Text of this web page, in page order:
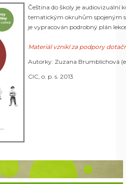
Čeština do školy je audiovizuální
tematickým okruhům spojeným
je vypracován podrobný plán
Materiál vznikl za podpory
Autorky: Zuzana Brumblichová
CIC, o. p. s. 2013